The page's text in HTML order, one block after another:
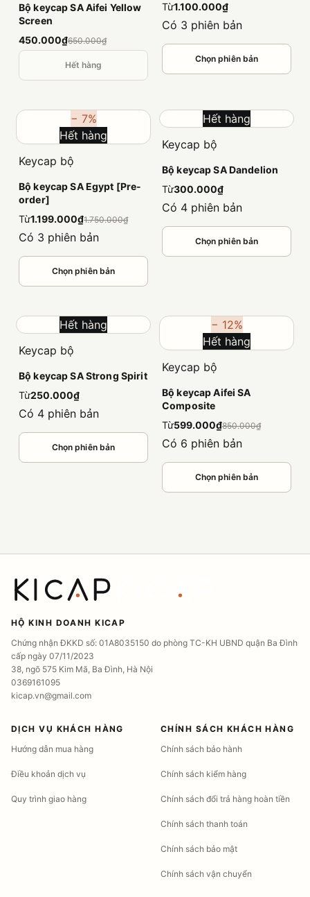
Bộ keycap SA Aifei Yellow
Screen
450.000₫650.000₫
Hết hàng
Từ1.100.000₫
Có 3 phiên bản
Chọn phiên bản
− 7%
Hết hàng
Keycap bộ
Bộ keycap SA Egypt [Pre-
order]
Từ1.199.000₫1.750.000₫
Có 3 phiên bản
Chọn phiên bản
Hết hàng
Keycap bộ
Bộ keycap SA Dandelion
Từ300.000₫
Có 4 phiên bản
Chọn phiên bản
Hết hàng
Keycap bộ
Bộ keycap SA Strong Spirit
Từ250.000₫
Có 4 phiên bản
Chọn phiên bản
− 12%
Hết hàng
Keycap bộ
Bộ keycap Aifei SA
Composite
Từ599.000₫850.000₫
Có 6 phiên bản
Chọn phiên bản
HỘ KINH DOANH KICAP
Chứng nhận ĐKKD số: 01A8035150 do phòng TC-KH UBND quận Ba Đình
cấp ngày 07/11/2023
38, ngõ 575 Kim Mã, Ba Đình, Hà Nội
0369161095
kicap.vn@gmail.com
DỊCH VỤ KHÁCH HÀNG
Hướng dẫn mua hàng
Điều khoản dịch vụ
Quy trình giao hàng
CHÍNH SÁCH KHÁCH HÀNG
Chính sách bảo hành
Chính sách kiểm hàng
Chính sách đổi trả hàng hoàn tiền
Chính sách thanh toán
Chính sách bảo mật
Chính sách vận chuyển